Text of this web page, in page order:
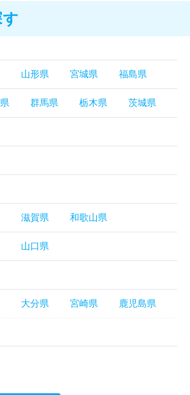
山形県 宮城県 福島県
群馬県 栃木県 茨城県
滋賀県 和歌山県
山口県
大分県 宮崎県 鹿児島県